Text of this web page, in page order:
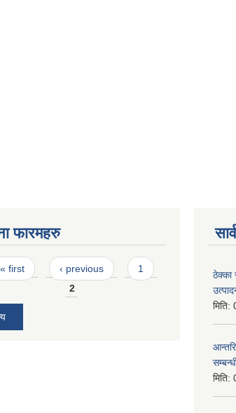
फारमहरु
« first ‹ previous
1
2
ठेक्का
मिति:
मिति: